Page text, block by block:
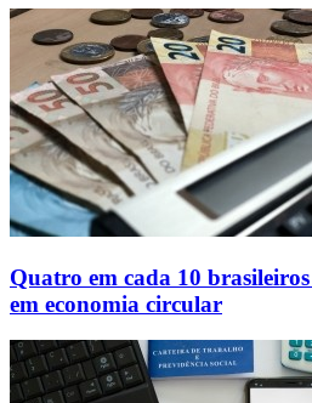
Quatro em cada 10
em economia circular